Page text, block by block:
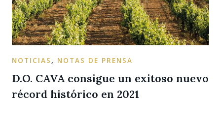
NOTICIAS , NOTAS DE PRENSA
D.O. CAVA consigue un exitoso nuevo
récord histórico en 2021